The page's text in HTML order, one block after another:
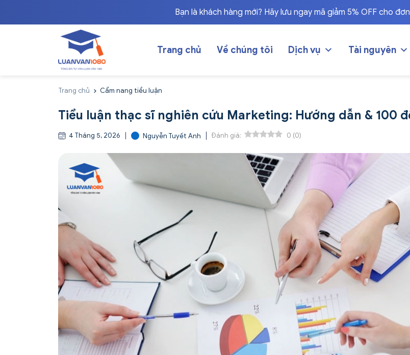
Bạn là khách hàng mới? Hãy lưu ngay mã giảm 5% OFF cho
Trang chủ Về chúng tôi Dịch vụ Tài nguyên
Trang chủ Cẩm nang tiểu luận
Tiểu luận thạc sĩ nghiên cứu Marketing: Hướng dẫn & 100
4 Tháng 5, 2026 Nguyễn Tuyết Anh Đánh giá: 0 (0)